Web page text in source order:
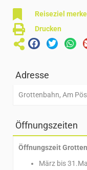
Reiseziel
Drucken
Adresse
Grottenbahn, Am
Öffnungszeiten
Öffnungszeit
März bis